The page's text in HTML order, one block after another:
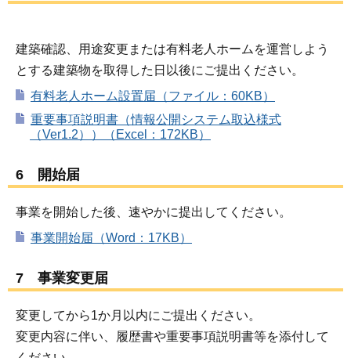
建築確認、用途変更または有料老人ホームを運営しよう
とする建築物を取得した日以後にご提出ください。
有料老人ホーム設置届（ファイル：60KB）
重要事項説明書（情報公開システム取込様式
（Ver1.2））（Excel：172KB）
6 開始届
事業を開始した後、速やかに提出してください。
事業開始届（Word：17KB）
7 事業変更届
変更してから1か月以内にご提出ください。
変更内容に伴い、履歴書や重要事項説明書等を添付して